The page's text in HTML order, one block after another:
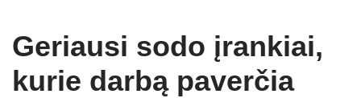
Geriausi sodo įrankiai,
kurie darbą paverčia